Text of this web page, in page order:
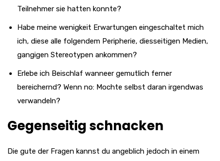
Teilnehmer sie hatten konnte?
Habe meine wenigkeit Erwartungen eingeschaltet mich
ich, diese alle folgendem Peripherie, diesseitigen Medien,
gangigen Stereotypen ankommen?
Erlebe ich Beischlaf wanneer gemutlich ferner
bereichernd? Wenn no: Mochte selbst daran irgendwas
verwandeln?
Gegenseitig schnacken
Die gute der Fragen kannst du angeblich jedoch in einem